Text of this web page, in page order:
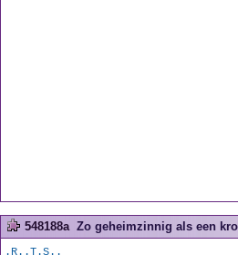
548188a Zo geheimzinnig als een
.R..T.S..